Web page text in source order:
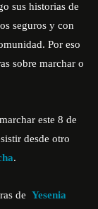
sus historias de
seguros y con
Por eso
sobre marchar o
este 8 de
desde otro
.
de Yesenia